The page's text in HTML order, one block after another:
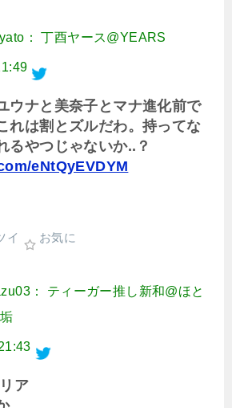
： 丁酉ヤース@YEARS
ウナと美奈子とマナ進化前で
れは割とズルだわ。持ってな
るやつじゃないか..？
eNtQyEVDYM
イ お気に
： ティーガー推し新和@ほと
ア